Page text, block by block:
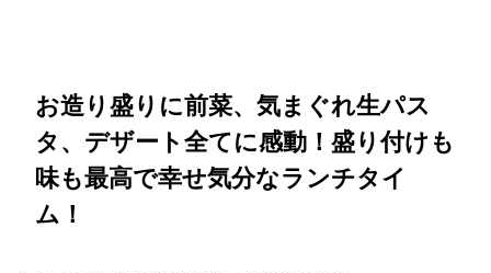
お造り盛りに前菜、気まぐれ生パス
タ、デザート全てに感動！盛り付けも
味も最高で幸せ気分なランチタイ
ム！